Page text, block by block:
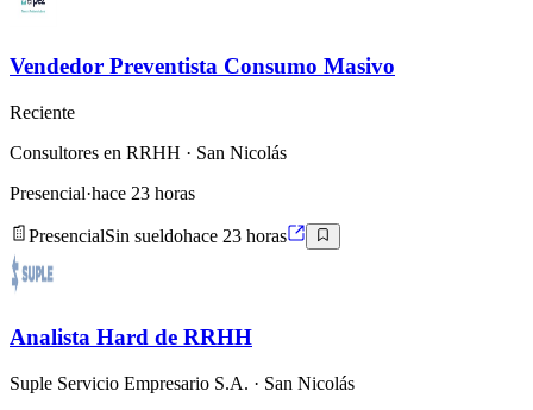
Vendedor Preventista Consumo Masivo
Reciente
Consultores en RRHH · San Nicolás
Presencial·hace 23 horas
PresencialSin sueldohace 23 horas
Analista Hard de RRHH
Suple Servicio Empresario S.A. · San Nicolás